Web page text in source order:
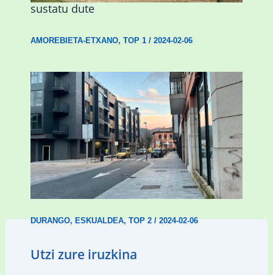
sustatu dute
AMOREBIETA-ETXANO, TOP 1/ 2024-02-06
Udal etxebizitza tasatuei buruzko lehen
ordenantza izango du Durangok
DURANGO,ESKUALDEA,TOP 2/2024-02-06
Utzi zure iruzkina